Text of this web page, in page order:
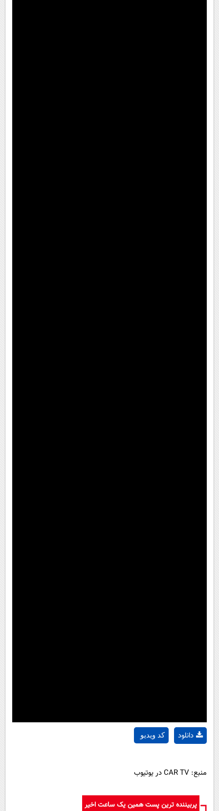
کد ویدیو دانلود
منبع: CAR TV در یوتیوب
پربیننده ترین پست همین یک ساعت اخیر